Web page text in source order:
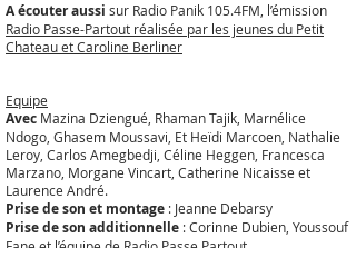
A écouter aussi sur Radio Panik 105.4FM, l’émission
Radio Passe-Partout réalisée par les jeunes du Petit
Chateau et Caroline Berliner
Equipe
Avec Mazina Dziengué, Rhaman Tajik, Marnélice
Ndogo, Ghasem Moussavi, Et Heïdi Marcoen, Nathalie
Leroy, Carlos Amegbedji, Céline Heggen, Francesca
Marzano, Morgane Vincart, Catherine Nicaisse et
Laurence André.
Prise de son et montage : Jeanne Debarsy
Prise de son additionnelle : Corinne Dubien, Youssouf
Fane et l’équipe de Radio Passe Partout